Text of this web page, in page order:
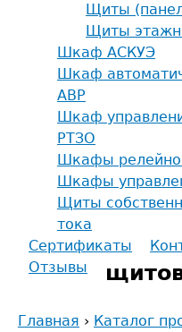
Щиты
Щиты
Шкаф АСКУЭ
Шкаф
АВР
Шкаф
РТЗО
Шкафы
Шкафы
Щиты
тока
Сертификаты
Отзывы
Главная › Каталог